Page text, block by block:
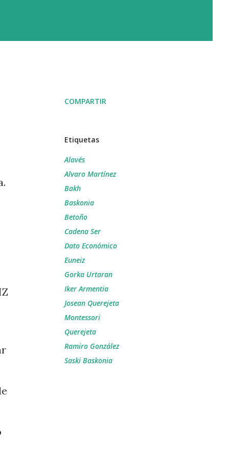
COMPARTIR
Etiquetas
Alavés
Alvaro Martínez
Bakh
Baskonia
Betoño
Cadena Ser
Dato Económico
Euneiz
Gorka Urtaran
Iker Armentia
Josean Querejeta
Montessori
Querejeta
Ramiro González
Saski Baskonia